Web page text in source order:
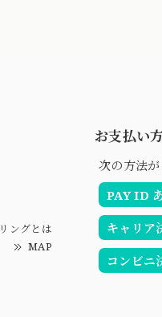
ングとは
MAP
お支払い
次の方法が
PAY ID
キャリア
コンビ